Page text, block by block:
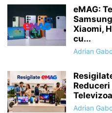
eMAG:
Xiaomi,
cu...
Adrian
Adrian